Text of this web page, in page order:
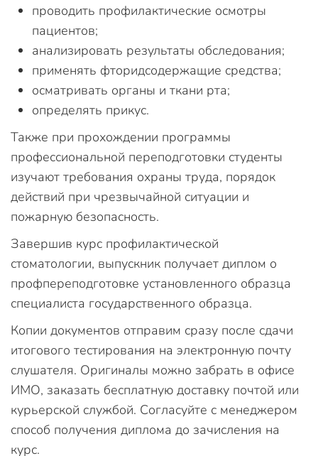
проводить профилактические осмотры
пациентов;
анализировать результаты обследования;
применять фторидсодержащие средства;
осматривать органы и ткани рта;
определять прикус.
Также при прохождении программы
профессиональной переподготовки студенты
изучают требования охраны труда, порядок
действий при чрезвычайной ситуации и
пожарную безопасность.
Завершив курс профилактической
стоматологии, выпускник получает диплом о
профпереподготовке установленного образца
специалиста государственного образца.
Копии документов отправим сразу после сдачи
итогового тестирования на электронную почту
слушателя. Оригиналы можно забрать в офисе
ИМО, заказать бесплатную доставку почтой или
курьерской службой. Согласуйте с менеджером
способ получения диплома до зачисления на
курс.